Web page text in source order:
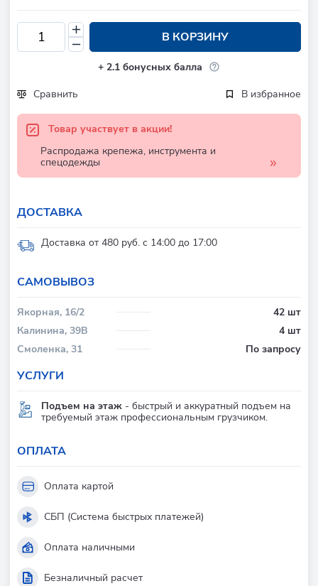
В КОРЗИНУ
+ 2.1 бонусных балла
Сравнить
В избранное
Товар участвует в акции!
Распродажа крепежа, инструмента и
спецодежды
ДОСТАВКА
Доставка от 480 руб. с 14:00 до 17:00
CАМОВЫВОЗ
Якорная, 16/2
42 шт
Калинина, 39В
4 шт
Смоленка, 31
По запросу
УСЛУГИ
Подъем на этаж - быстрый и аккуратный подъем на
требуемый этаж профессиональным грузчиком.
ОПЛАТА
Оплата картой
СБП (Система быстрых платежей)
Оплата наличными
Безналичный расчет